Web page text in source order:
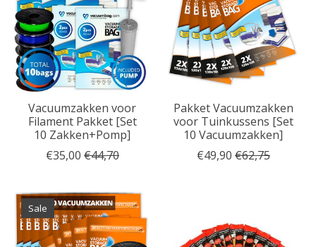
Vacuumzakken voor
Filament Pakket [Set
10 Zakken+Pomp]
€35,00 €44,70
Pakket Vacuumzakken
voor Tuinkussens [Set
10 Vacuumzakken]
€49,90 €62,75
Sale